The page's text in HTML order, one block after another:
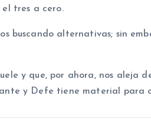
tres a cero.
buscando alternativas; sin
y que, por ahora, nos aleja
y Defe tiene material para